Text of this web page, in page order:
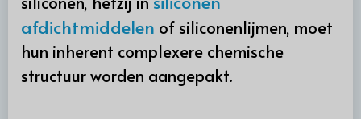
afdichtmiddelen of siliconenlijmen, moet
hun inherent complexere chemische
structuur worden aangepakt.